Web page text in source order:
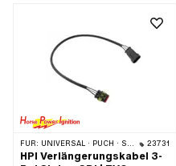
FÜR: UNIVERSAL · PUCH · SACHS · PONY / CILO (BETA 521 & 512) · PIAGGIO · ZÜNDAPP BELMONDO 23731
HPI Verlängerungskabel 3-